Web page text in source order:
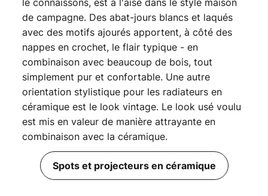
de campagne. Des abat-jours blancs et laqués
avec des motifs ajourés apportent, à côté des
nappes en crochet, le flair typique - en
combinaison avec beaucoup de bois, tout
simplement pur et confortable. Une autre
orientation stylistique pour les radiateurs en
céramique est le look vintage. Le look usé voulu
est mis en valeur de manière attrayante en
combinaison avec la céramique.
Spots et projecteurs en céramique